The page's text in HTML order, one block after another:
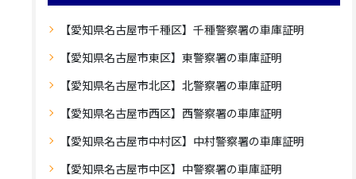
【愛知県名古屋市千種区】千種警察署の車庫証明
【愛知県名古屋市東区】東警察署の車庫証明
【愛知県名古屋市北区】北警察署の車庫証明
【愛知県名古屋市西区】西警察署の車庫証明
【愛知県名古屋市中村区】中村警察署の車庫証明
【愛知県名古屋市中区】中警察署の車庫証明